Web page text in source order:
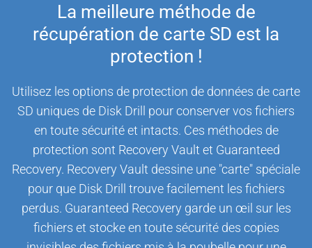
La meilleure méthode de
récupération de carte SD est la
protection !
Utilisez les options de protection de données de carte
SD uniques de Disk Drill pour conserver vos fichiers
en toute sécurité et intacts. Ces méthodes de
protection sont Recovery Vault et Guaranteed
Recovery. Recovery Vault dessine une "carte" spéciale
pour que Disk Drill trouve facilement les fichiers
perdus. Guaranteed Recovery garde un œil sur les
fichiers et stocke en toute sécurité des copies